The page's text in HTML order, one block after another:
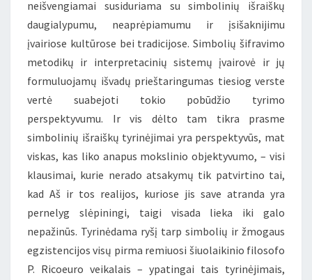
neišvengiamai susiduriama su simbolinių išraiškų
daugialypumu, neaprėpiamumu ir įsišaknijimu
įvairiose kultūrose bei tradicijose. Simbolių šifravimo
metodikų ir interpretacinių sistemų įvairovė ir jų
formuluojamų išvadų prieštaringumas tiesiog verste
vertė suabejoti tokio pobūdžio tyrimo
perspektyvumu. Ir vis dėlto tam tikra prasme
simbolinių išraiškų tyrinėjimai yra perspektyvūs, mat
viskas, kas liko anapus mokslinio objektyvumo, – visi
klausimai, kurie nerado atsakymų tik patvirtino tai,
kad Aš ir tos realijos, kuriose jis save atranda yra
pernelyg slėpiningi, taigi visada lieka iki galo
nepažinūs. Tyrinėdama ryšį tarp simbolių ir žmogaus
egzistencijos visų pirma remiuosi šiuolaikinio filosofo
P. Ricoeuro veikalais – ypatingai tais tyrinėjimais,